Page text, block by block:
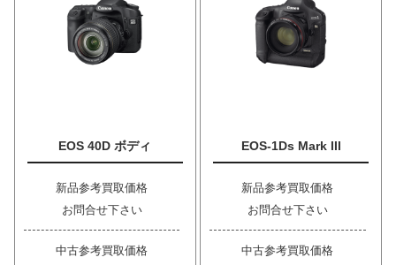
EOS 40D ボディ
新品参考買取価格
お問合せ下さい
中古参考買取価格
EOS-1Ds Mark III
新品参考買取価格
お問合せ下さい
中古参考買取価格